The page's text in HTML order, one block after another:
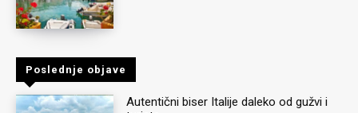
Poslednje objave
Autentični biser Italije daleko od gužvi i